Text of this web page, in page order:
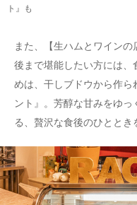
ト』も
また、【生ハムとワイン
後まで堪能したい方には、
めは、干しブドウから作ら
ント』。芳醇な甘みをゆ
る、贅沢な食後のひととき